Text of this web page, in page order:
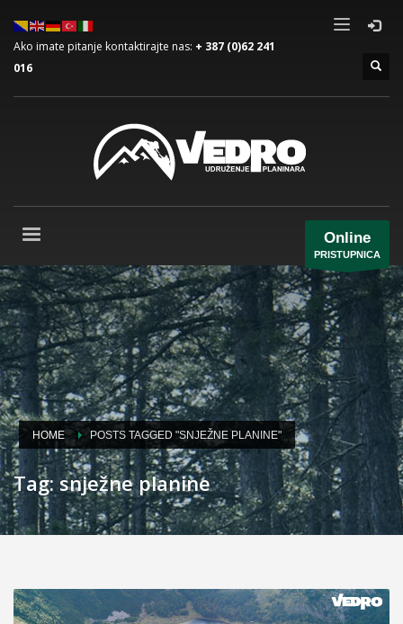
Ako imate pitanje kontaktirajte nas: + 387 (0)62 241
016
Online
PRISTUPNICA
HOME POSTS TAGGED "SNJEŽNE PLANINE"
Tag: snježne planine